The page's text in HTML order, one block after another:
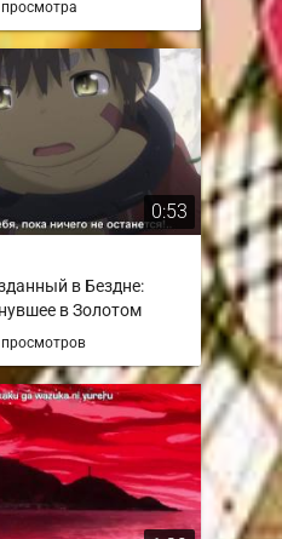
Sukutte Moratte Ii
0:53
в Бездне:
в Золотом
Abyss: Retsujitsu no